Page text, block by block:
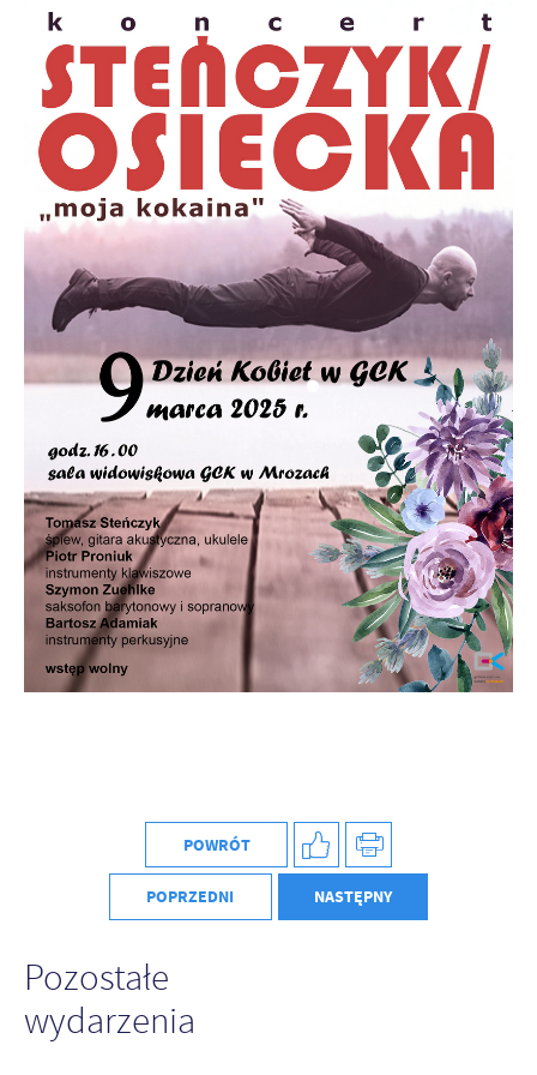
POWRÓT
POPRZEDNI NASTĘPNY
Pozostałe
wydarzenia
Firmy te działają w charakterze pośredników prezentujących nasze
treści w postaci wiadomości, ofert, komunikatów mediów
społecznościowych.